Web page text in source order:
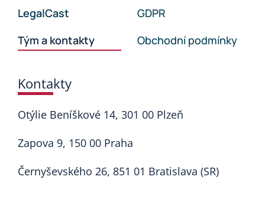
LegalCast
Tým a kontakty
GDPR
Obchodní podmínky
Kontakty
Otýlie Beníškové 14, 301 00 Plzeň
Zapova 9, 150 00 Praha
Černyševského 26, 851 01 Bratislava (SR)